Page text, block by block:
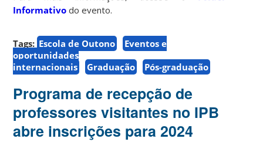
Informativo do evento.
Tags: Escola de Outono
Eventos e
oportunidades
internacionais
Graduação Pós-graduação
Programa de recepção de
professores visitantes no IPB
abre inscrições para 2024